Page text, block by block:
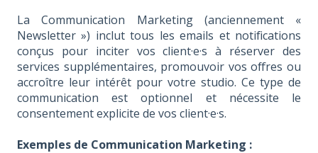
La Communication Marketing (anciennement «
Newsletter ») inclut tous les emails et notifications
conçus pour inciter vos client·e·s à réserver des
services supplémentaires, promouvoir vos offres ou
accroître leur intérêt pour votre studio. Ce type de
communication est optionnel et nécessite le
consentement explicite de vos client·e·s.
Exemples de Communication Marketing :